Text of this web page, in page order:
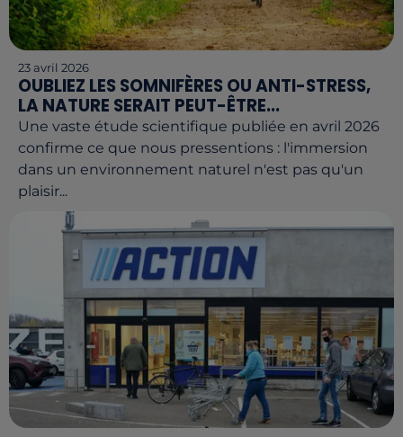
23 avril 2026
OUBLIEZ LES SOMNIFÈRES OU ANTI-STRESS,
LA NATURE SERAIT PEUT-ÊTRE...
Une vaste étude scientifique publiée en avril 2026
confirme ce que nous pressentions : l'immersion
dans un environnement naturel n'est pas qu'un
plaisir...